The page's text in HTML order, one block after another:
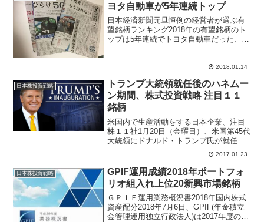
ヨタ自動車が5年連続トップ
日本経済新聞元旦恒例の経営者が選ぶ有
望銘柄ランキング2018年の有望銘柄のト
ップは5年連続でトヨタ自動車だった、上
いる。1位～3位までは2017年と順位が同
じ企業がラン...
2018.01.14
日本株投資戦略
トランプ大統領就任後のハネムー
ン期間、株式投資戦略 注目１１
銘柄
米国内で生産活動をする日本企業、注目
株１１社1月20日（金曜日）、米国第45代
大統領にドナルド・トランプ氏が就任し
た。就任式当日ニューヨーク株式市場で
はダウ終値94.85ドル高の19827.25ドル、
ナスダックは15.25ポイント高の555...
2017.01.23
日本株投資戦略
GPIF運用成績2018年ポートフォ
リオ組入れ上位20新興市場銘柄
ＧＰＩＦ運用業務概況書2018年国内株式
資産配分2018年7月6日、GPIF(年金積立
金管理運用独立行政法人)は2017年度の運